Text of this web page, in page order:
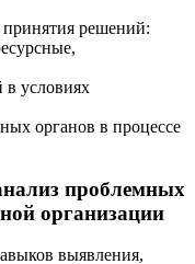
решений:
условиях
органов в процессе
проблемных
организации
выявления,